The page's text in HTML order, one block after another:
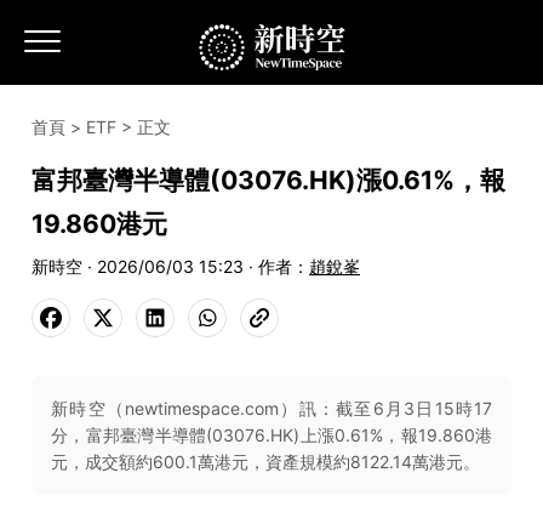
首頁 > ETF > 正文
富邦臺灣半導體(03076.HK)漲0.61%，報
19.860港元
新時空 · 2026/06/03 15:23 · 作者： 趙銳峯
新時空（newtimespace.com）訊：截至6月3日15時17
分，富邦臺灣半導體(03076.HK)上漲0.61%，報19.860港
元，成交額約600.1萬港元，資產規模約8122.14萬港元。